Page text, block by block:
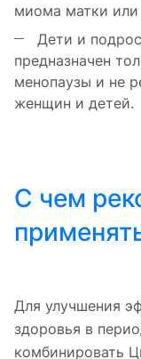
миома матки
Дети и
предназначен
менопаузы и не
женщин и детей.
С чем
Для улучшения
здоровья в
комбинировать